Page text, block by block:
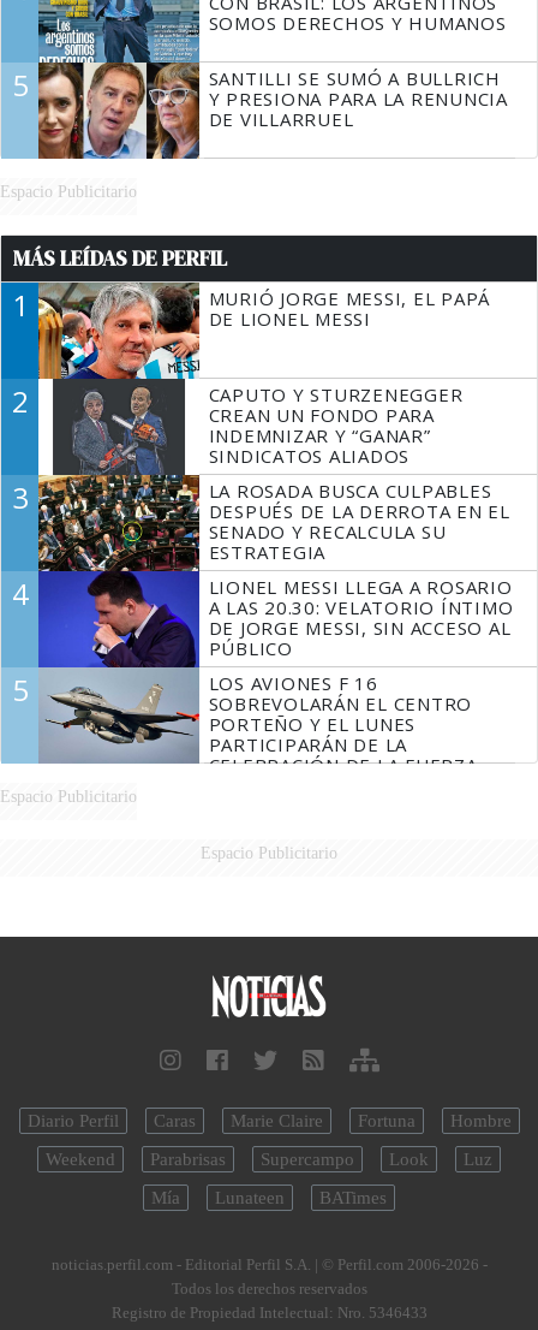
SOMOS DERECHOS Y HUMANOS
5
SANTILLI SE SUMÓ A BULLRICH
Y PRESIONA PARA LA RENUNCIA
DE VILLARRUEL
Espacio Publicitario
MÁS LEÍDAS DE PERFIL
1
MURIÓ JORGE MESSI, EL PAPÁ
DE LIONEL MESSI
2
CAPUTO Y STURZENEGGER
CREAN UN FONDO PARA
INDEMNIZAR Y “GANAR”
SINDICATOS ALIADOS
3
LA ROSADA BUSCA CULPABLES
DESPUÉS DE LA DERROTA EN EL
SENADO Y RECALCULA SU
ESTRATEGIA
4
LIONEL MESSI LLEGA A ROSARIO
A LAS 20.30: VELATORIO ÍNTIMO
DE JORGE MESSI, SIN ACCESO AL
PÚBLICO
5
LOS AVIONES F 16
SOBREVOLARÁN EL CENTRO
PORTEÑO Y EL LUNES
PARTICIPARÁN DE LA
CELEBRACIÓN DE LA FUERZA
Espacio Publicitario
Espacio Publicitario
Diario Perfil Caras Marie Claire Fortuna
Hombre
Weekend
Parabrisas Supercampo Look
Luz
Mía
Lunateen BATimes
noticias.perfil.com - Editorial Perfil S.A. | © Perfil.com 2006-2026 -
Todos los derechos reservados
Registro de Propiedad Intelectual: Nro. 5346433